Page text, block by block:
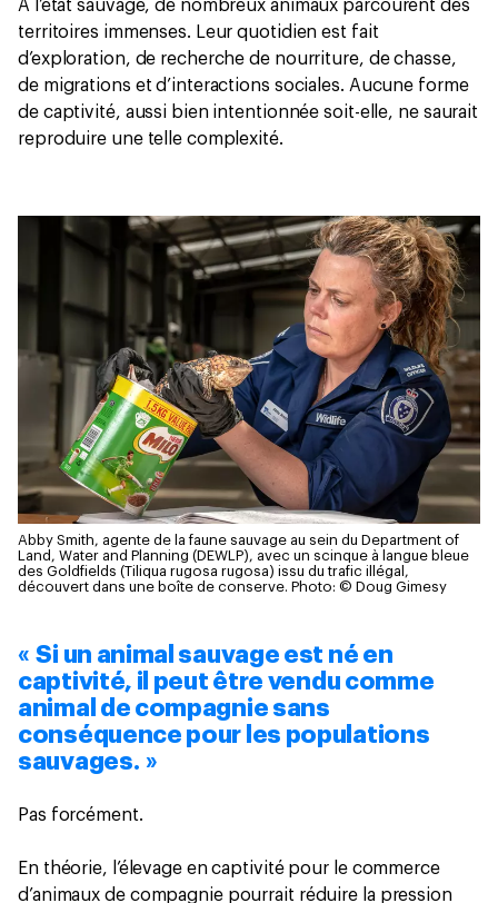
À l’état sauvage, de nombreux animaux parcourent des
territoires immenses. Leur quotidien est fait
d’exploration, de recherche de nourriture, de chasse,
de migrations et d’interactions sociales. Aucune forme
de captivité, aussi bien intentionnée soit-elle, ne saurait
reproduire une telle complexité.
Abby Smith, agente de la faune sauvage au sein du Department of
Land, Water and Planning (DEWLP), avec un scinque à langue bleue
des Goldfields (Tiliqua rugosa rugosa) issu du trafic illégal,
découvert dans une boîte de conserve. Photo: © Doug Gimesy
« Si un animal sauvage est né en
captivité, il peut être vendu comme
animal de compagnie sans
conséquence pour les populations
sauvages. »
Pas forcément.
En théorie, l’élevage en captivité pour le commerce
d’animaux de compagnie pourrait réduire la pression